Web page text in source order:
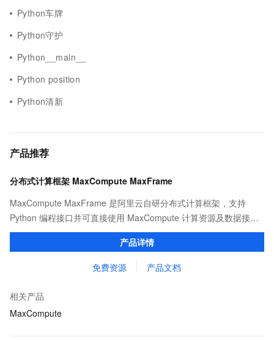
Python车牌
Python守护
Python__main__
Python position
Python清新
产品推荐
分布式计算框架 MaxCompute MaxFrame
MaxCompute MaxFrame 是阿里云自研分布式计算框架，支持
Python 编程接口并可直接使用 MaxCompute 计算资源及数据接
口，与 MaxCompute Notebook、镜像管理等功能共同构成
MaxCompute 完整 Python 开发生态。
产品详情
免费资源 产品文档
相关产品
MaxCompute